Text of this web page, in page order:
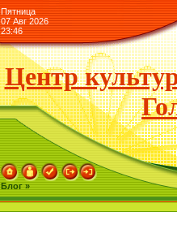
Пятница
07 Авг 2026
23:46
Центр
Блог »